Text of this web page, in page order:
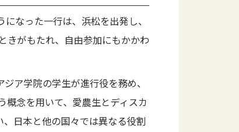
なった一行は、浜松を出発し、
きがもたれ、自由参加にもかかわ
ア学院の学生が進行役を務め、
念を用いて、愛農生とディスカ
日本と他の国々では異なる役割